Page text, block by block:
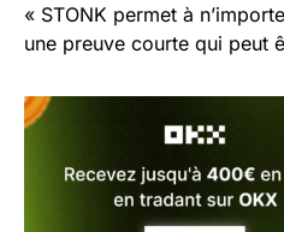
« STONK permet à
une preuve courte qui peut